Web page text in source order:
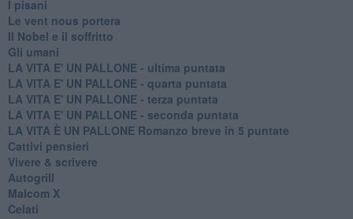
I pisani
Le vent nous portera
Il Nobel e il soffritto
Gli umani
LA VITA E' UN PALLONE - ultima puntata
LA VITA E' UN PALLONE - quarta puntata
LA VITA E' UN PALLONE - terza puntata
LA VITA E' UN PALLONE - seconda puntata
LA VITA È UN PALLONE Romanzo breve in 5 puntate
Cattivi pensieri
Vivere & scrivere
Autogrill
Malcom X
Celati